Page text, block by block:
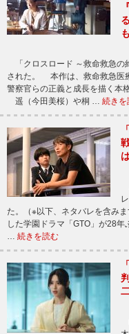
「クロスロード ～救命救急の
された。 本作は、救命救急医
警察官らの正義と成長を描く本
遥（今田美桜）や桐 … 続きを
た。（※以下、ネタバレを含み
した学園ドラマ「GTO」が28
続きを読む